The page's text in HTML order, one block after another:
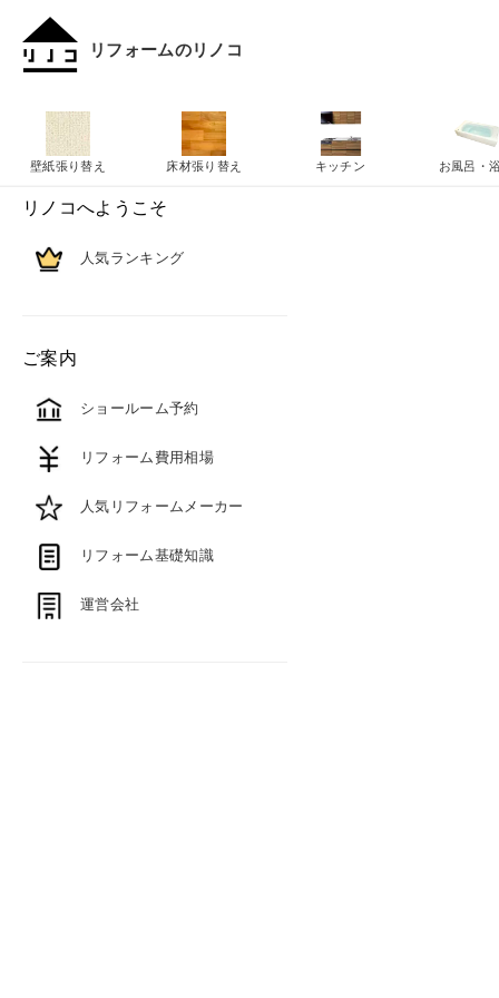
リフォームのリノコ
壁紙張り替え 床材張り替え キッチン お風呂・
リノコへようこそ
人気ランキング
ご案内
ショールーム予約
リフォーム費用相場
人気リフォームメーカー
リフォーム基礎知識
運営会社